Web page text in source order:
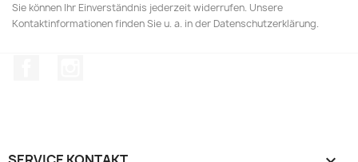
Sie können Ihr Einverständnis jederzeit widerrufen. Unsere
Kontaktinformationen finden Sie u. a. in der Datenschutzerklärung.